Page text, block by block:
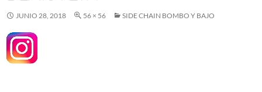
JUNIO 28, 2018 56 × 56 SIDE CHAIN BOMBO Y BAJO